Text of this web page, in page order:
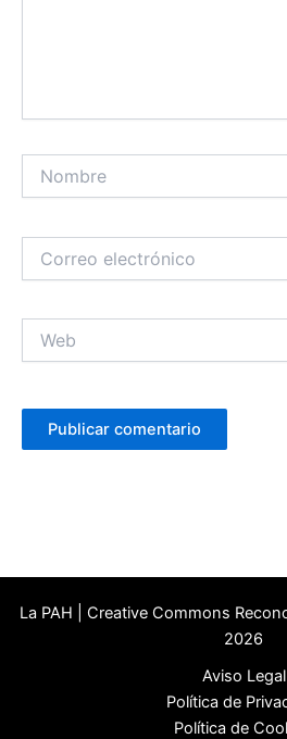
electrónico
La PAH | Creative Commons
2026
Aviso Legal
Política de
Política de